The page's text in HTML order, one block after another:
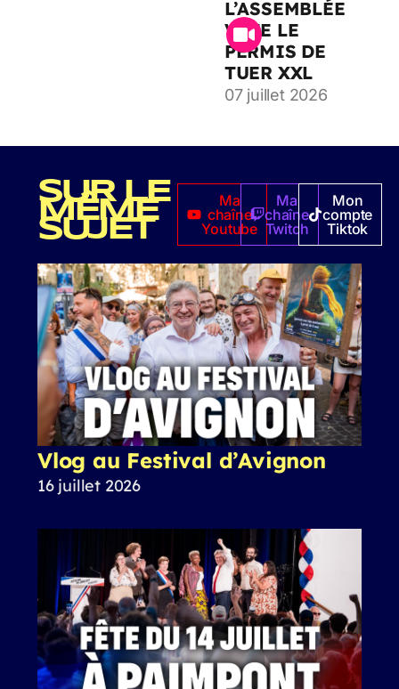
L’ASSEMBLÉE
VOTE LE
PERMIS DE
TUER XXL
07 juillet 2026
SUR LE
MÊME
SUJET
Ma
chaîne
Youtube
Ma
chaîne
Twitch
Mon
compte
Tiktok
Vlog au Festival d’Avignon
16 juillet 2026